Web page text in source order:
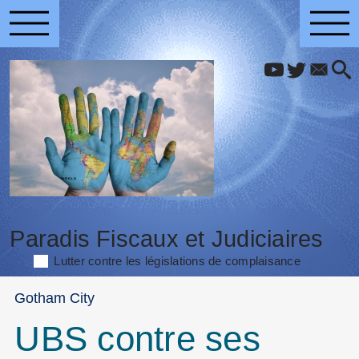
Paradis Fiscaux et Judiciaires
Lutter contre les législations de complaisance
Gotham City
UBS contre ses